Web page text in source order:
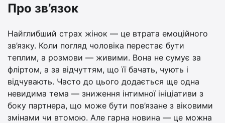
Про зв’язок
Найглибший страх жінок — це втрата емоційного
зв’язку. Коли погляд чоловіка перестає бути
теплим, а розмови — живими. Вона не сумує за
фліртом, а за відчуттям, що її бачать, чують і
відчувають. Часто до цього додається ще одна
невидима тема — зниження інтимної ініціативи з
боку партнера, що може бути пов’язане з віковими
змінами чи втомою. Але гарна новина — це можна